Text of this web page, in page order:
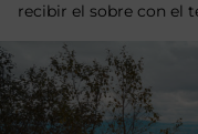
recibir el sobre con el